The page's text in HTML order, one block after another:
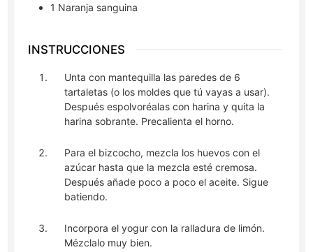
1 Naranja sanguina
INSTRUCCIONES
Unta con mantequilla las paredes de 6
tartaletas (o los moldes que tú vayas a usar).
Después espolvoréalas con harina y quita la
harina sobrante. Precalienta el horno.
Para el bizcocho, mezcla los huevos con el
azúcar hasta que la mezcla esté cremosa.
Después añade poco a poco el aceite. Sigue
batiendo.
Incorpora el yogur con la ralladura de limón.
Mézclalo muy bien.